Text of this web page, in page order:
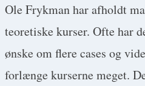
Ole Frykman har afholdt
teoretiske kurser. Ofte har
ønske om flere cases og
forlænge kurserne meget.